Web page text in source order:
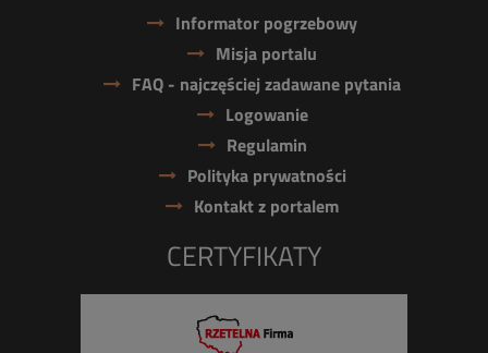
Informator pogrzebowy
Misja portalu
FAQ - najczęściej zadawane pytania
Logowanie
Regulamin
Polityka prywatności
Kontakt z portalem
CERTYFIKATY